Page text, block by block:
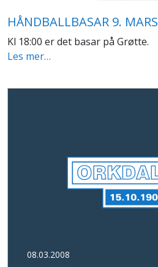
HÅNDBALLBASAR 9. MARS
Kl 18:00 er det basar på Grøtte.
Les mer…
08.03.2008